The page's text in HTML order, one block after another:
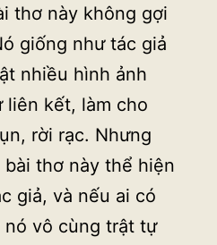
thơ này không gợi
giống như tác giả
nhiều hình ảnh
liên kết, làm cho
rời rạc. Nhưng
thơ này thể hiện
giả, và nếu ai có
vô cùng trật tự